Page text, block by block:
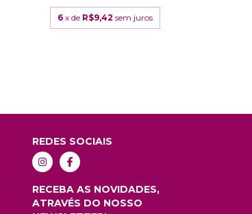
6 x de R$9,42 sem juros
REDES SOCIAIS
RECEBA AS NOVIDADES,
ATRAVÉS DO NOSSO